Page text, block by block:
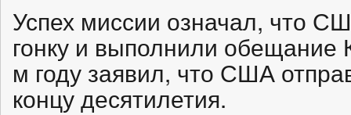
Успех миссии означал, что
гонку и выполнили обещание
м году заявил, что США
концу десятилетия.